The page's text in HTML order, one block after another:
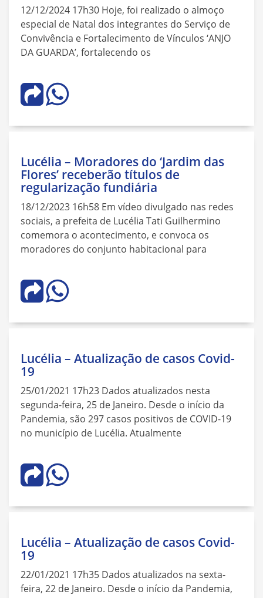
12/12/2024 17h30 Hoje, foi realizado o almoço
especial de Natal dos integrantes do Serviço de
Convivência e Fortalecimento de Vínculos ‘ANJO
DA GUARDA’, fortalecendo os
Lucélia – Moradores do ‘Jardim das
Flores’ receberão títulos de
regularização fundiária
18/12/2023 16h58 Em vídeo divulgado nas redes
sociais, a prefeita de Lucélia Tati Guilhermino
comemora o acontecimento, e convoca os
moradores do conjunto habitacional para
Lucélia – Atualização de casos Covid-
19
25/01/2021 17h23 Dados atualizados nesta
segunda-feira, 25 de Janeiro. Desde o início da
Pandemia, são 297 casos positivos de COVID-19
no município de Lucélia. Atualmente
Lucélia – Atualização de casos Covid-
19
22/01/2021 17h35 Dados atualizados na sexta-
feira, 22 de Janeiro. Desde o início da Pandemia,